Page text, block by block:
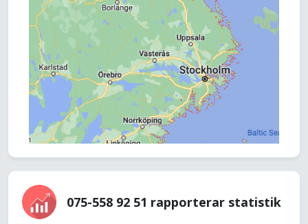
075-558 92 51 rapporterar statistik